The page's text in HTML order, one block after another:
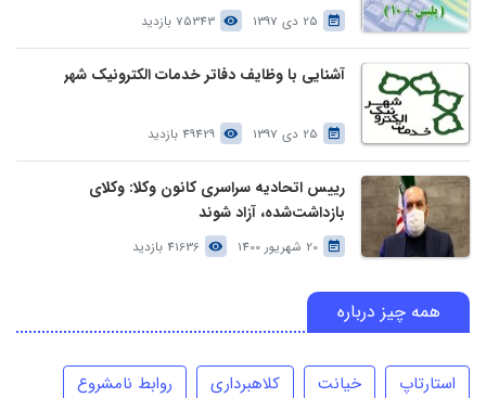
25 دی 1397 75343 بازدید
آشنایی با وظایف دفاتر خدمات الکترونیک شهر
25 دی 1397 49429 بازدید
رییس اتحادیه سراسری کانون وکلا: وکلای
بازداشت‌شده، آزاد شوند
20 شهریور 1400 41636 بازدید
همه چیز درباره
استارتاپ خیانت کلاهبرداری
روابط نامشروع